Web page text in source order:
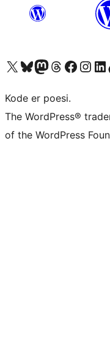
Besøk vår konto på X Visit our Bluesky account
Besøk vår Mastodon-konto
Visit our Threads account
Besøk vår Facebook-side
Besøk vårBesøk
Kode er poesi.
The WordPress®
of the WordPress